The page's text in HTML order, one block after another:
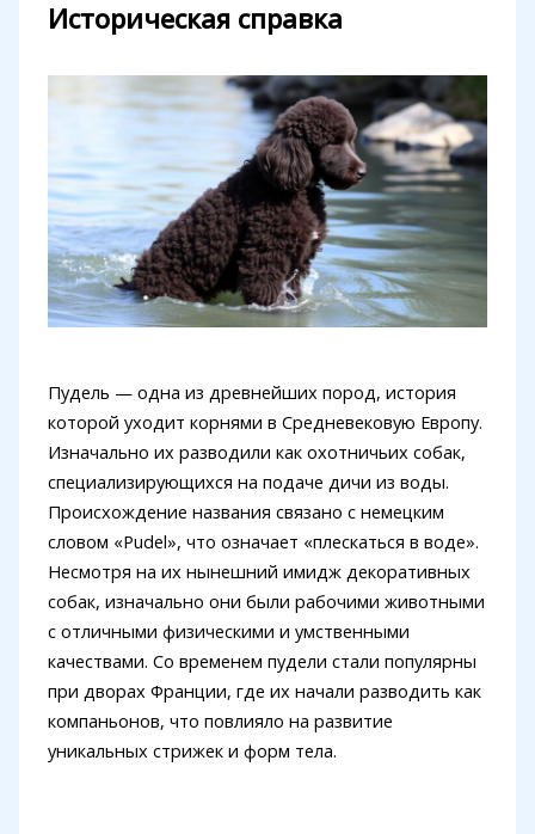
Историческая справка
Пудель — одна из древнейших пород, история
которой уходит корнями в Средневековую Европу.
Изначально их разводили как охотничьих собак,
специализирующихся на подаче дичи из воды.
Происхождение названия связано с немецким
словом «Pudel», что означает «плескаться в воде».
Несмотря на их нынешний имидж декоративных
собак, изначально они были рабочими животными
с отличными физическими и умственными
качествами. Со временем пудели стали популярны
при дворах Франции, где их начали разводить как
компаньонов, что повлияло на развитие
уникальных стрижек и форм тела.